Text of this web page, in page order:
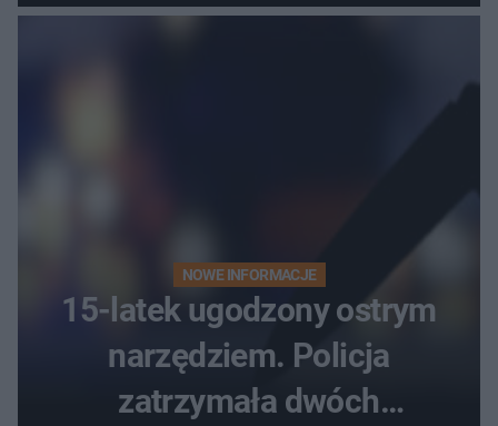
bezradne
NOWE INFORMACJE
15-latek ugodzony ostrym
narzędziem. Policja
zatrzymała dwóch